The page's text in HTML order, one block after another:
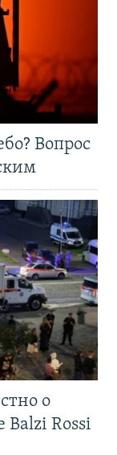
Вопрос
о
Balzi Rossi